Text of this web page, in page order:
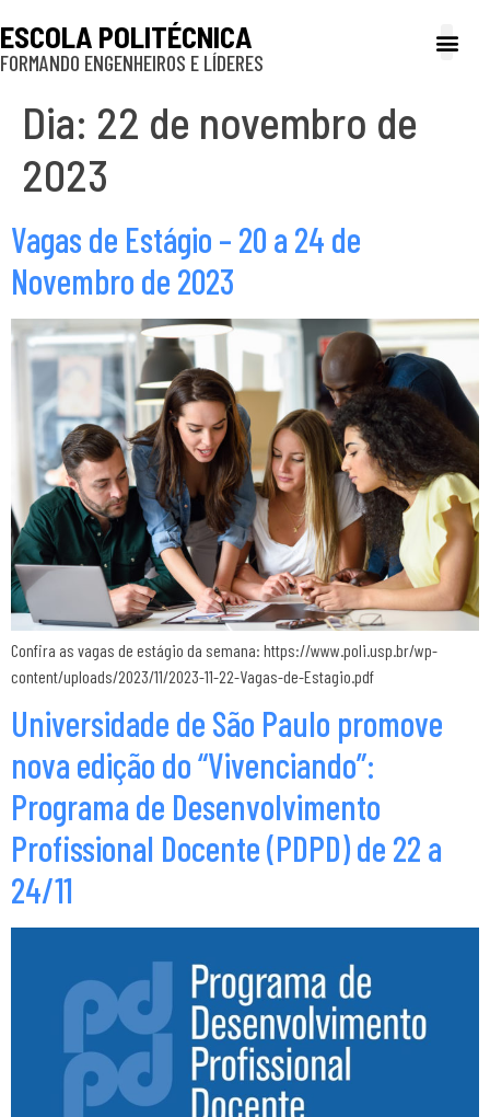
ESCOLA POLITÉCNICA
FORMANDO ENGENHEIROS E LÍDERES
Dia: 22 de novembro de
2023
Vagas de Estágio – 20 a 24 de
Novembro de 2023
Confira as vagas de estágio da semana: https://www.poli.usp.br/wp-
content/uploads/2023/11/2023-11-22-Vagas-de-Estagio.pdf
Universidade de São Paulo promove
nova edição do “Vivenciando”:
Programa de Desenvolvimento
Profissional Docente (PDPD) de 22 a
24/11